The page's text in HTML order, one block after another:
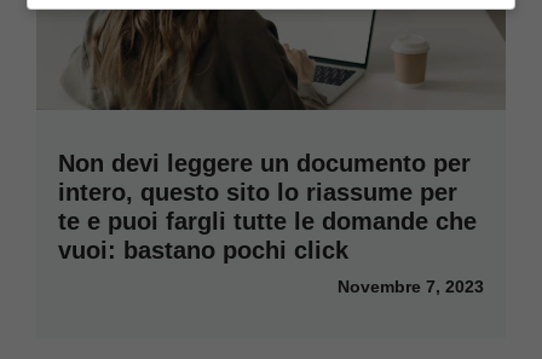
Non devi leggere un documento per
intero, questo sito lo riassume per
te e puoi fargli tutte le domande che
vuoi: bastano pochi click
Novembre 7, 2023